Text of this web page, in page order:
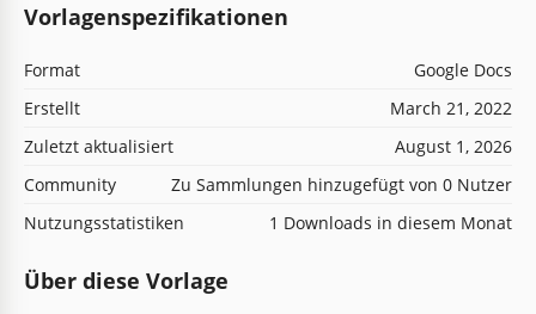
Vorlagenspezifikationen
Format
Google Docs
Erstellt
March 21, 2022
Zuletzt aktualisiert
August 1, 2026
Community
Zu Sammlungen hinzugefügt von 0 Nutzer
Nutzungsstatistiken
1 Downloads in diesem Monat
Über diese Vorlage